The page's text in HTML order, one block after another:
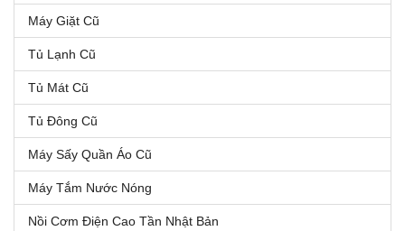
Máy Giặt Cũ
Tủ Lạnh Cũ
Tủ Mát Cũ
Tủ Đông Cũ
Máy Sấy Quần Áo Cũ
Máy Tắm Nước Nóng
Nồi Cơm Điện Cao Tần Nhật Bản